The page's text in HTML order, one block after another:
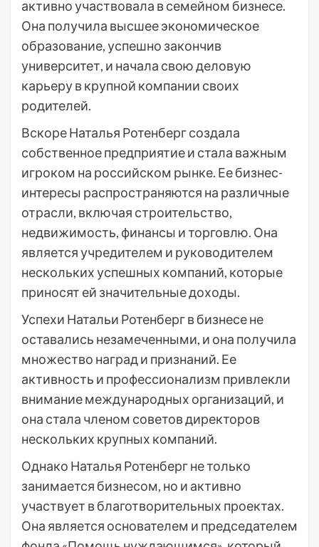
активно участвовала в семейном бизнесе.
Она получила высшее экономическое
образование, успешно закончив
университет, и начала свою деловую
карьеру в крупной компании своих
родителей.
Вскоре Наталья Ротенберг создала
собственное предприятие и стала важным
игроком на российском рынке. Ее бизнес-
интересы распространяются на различные
отрасли, включая строительство,
недвижимость, финансы и торговлю. Она
является учредителем и руководителем
нескольких успешных компаний, которые
приносят ей значительные доходы.
Успехи Натальи Ротенберг в бизнесе не
оставались незамеченными, и она получила
множество наград и признаний. Ее
активность и профессионализм привлекли
внимание международных организаций, и
она стала членом советов директоров
нескольких крупных компаний.
Однако Наталья Ротенберг не только
занимается бизнесом, но и активно
участвует в благотворительных проектах.
Она является основателем и председателем